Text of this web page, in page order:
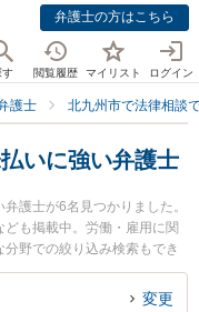
弁護士の方はこちら
す 閲覧履歴 マイリスト ログイン
護士 北九州市で法律相談
いに強い弁護士
護士が6名見つかりました。
も掲載中。労働・雇用に関
野での絞り込み検索もでき
弁護士やおばら総合法律事務
晋弁護士のプロフィール情報
変更